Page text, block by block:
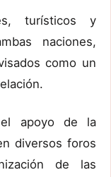
turísticos y
naciones,
como un
apoyo de la
diversos foros
de las